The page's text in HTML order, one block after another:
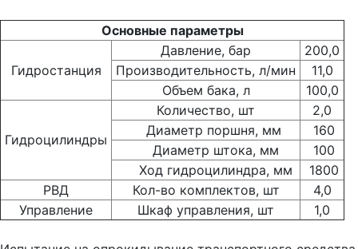
Основные параметры
Гидростанция
Давление, бар
200,0
Производительность, л/мин
11,0
Объем бака, л
100,0
Гидроцилиндры
Количество, шт
2,0
Диаметр поршня, мм
160
Диаметр штока, мм
100
Ход гидроцилиндра, мм
1800
РВД
Кол-во комплектов, шт
4,0
Управление
Шкаф управления, шт 1,0